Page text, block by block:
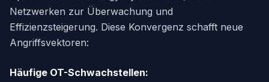
Netzwerken zur Überwachung und
Effizienzsteigerung. Diese Konvergenz schafft neue
Angriffsvektoren:
Häufige OT-Schwachstellen: